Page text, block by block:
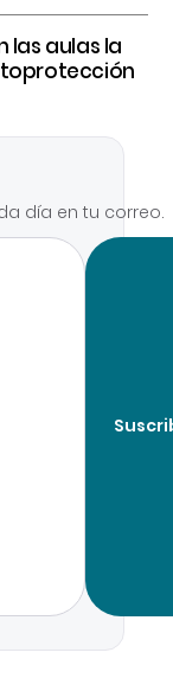
las aulas la
día en tu correo.